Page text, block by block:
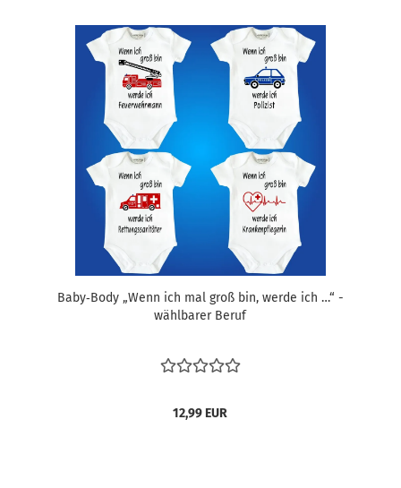
Baby‑Body „Wenn ich mal groß bin, werde ich …“ -
wählbarer Beruf
12,99 EUR